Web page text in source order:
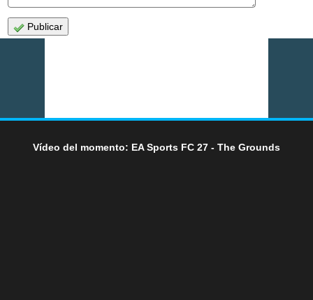
Publicar
Vídeo del momento: EA Sports FC 27 - The Grounds